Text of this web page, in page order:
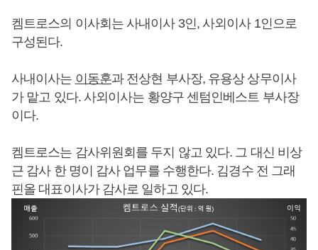
켐트로스의 이사회는 사내이사 3인, 사외이사 1인으로
구성된다.
사내이사는 이동훈과 전상현 부사장, 유용상 상무이사
가 맡고 있다. 사외이사는 황양구 센텀인베스트 부사장
이다.
켐트로스는 감사위원회를 두지 않고 있다. 그 대신 비상
근 감사 한 명이 감사 업무를 수행한다. 김경수 전 그래
핀올 대표이사가 감사로 일하고 있다.